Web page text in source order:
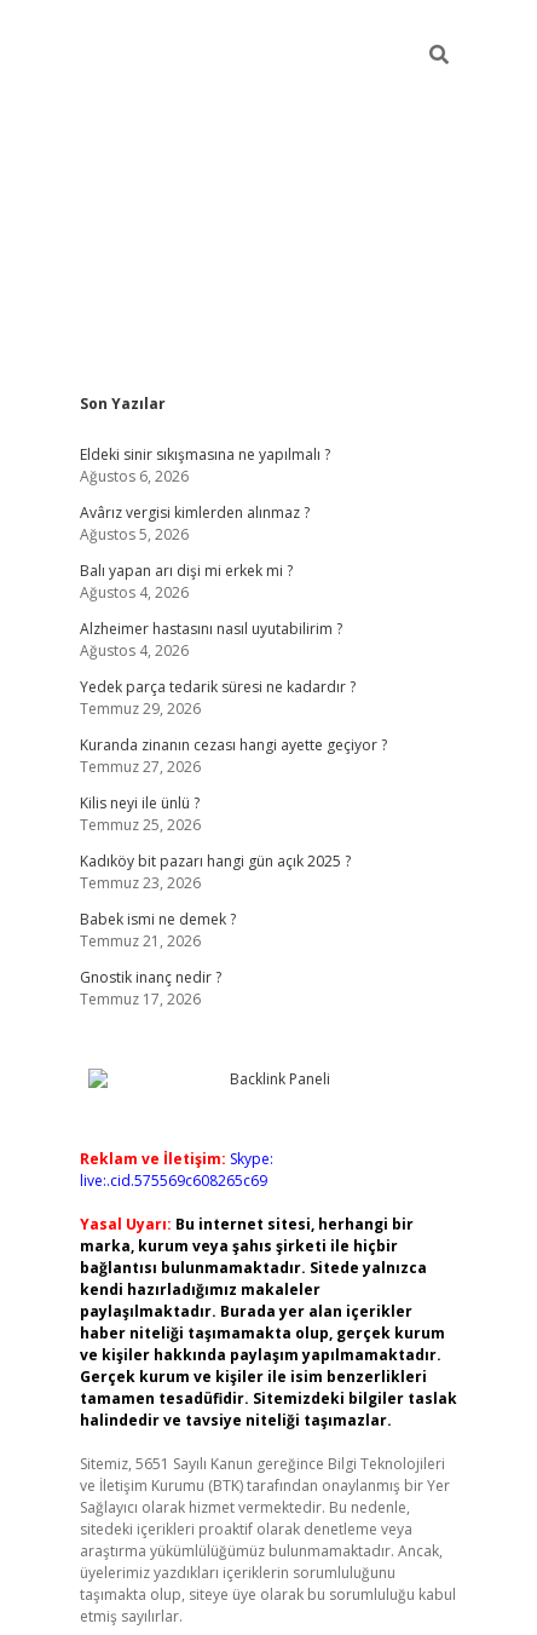
Sidebar
Son Yazılar
Eldeki sinir sıkışmasına ne yapılmalı ?
Ağustos 6, 2026
Avârız vergisi kimlerden alınmaz ?
Ağustos 5, 2026
Balı yapan arı dişi mi erkek mi ?
Ağustos 4, 2026
Alzheimer hastasını nasıl uyutabilirim ?
Ağustos 4, 2026
Yedek parça tedarik süresi ne kadardır ?
Temmuz 29, 2026
Kuranda zinanın cezası hangi ayette geçiyor ?
Temmuz 27, 2026
Kilis neyi ile ünlü ?
Temmuz 25, 2026
Kadıköy bit pazarı hangi gün açık 2025 ?
Temmuz 23, 2026
Babek ismi ne demek ?
Temmuz 21, 2026
Gnostik inanç nedir ?
Temmuz 17, 2026
Reklam ve İletişim: Skype:
live:.cid.575569c608265c69
Yasal Uyarı: Bu internet sitesi, herhangi bir
marka, kurum veya şahıs şirketi ile hiçbir
bağlantısı bulunmamaktadır. Sitede yalnızca
kendi hazırladığımız makaleler
paylaşılmaktadır. Burada yer alan içerikler
haber niteliği taşımamakta olup, gerçek kurum
ve kişiler hakkında paylaşım yapılmamaktadır.
Gerçek kurum ve kişiler ile isim benzerlikleri
tamamen tesadüfidir. Sitemizdeki bilgiler taslak
halindedir ve tavsiye niteliği taşımazlar.
Sitemiz, 5651 Sayılı Kanun gereğince Bilgi Teknolojileri
ve İletişim Kurumu (BTK) tarafından onaylanmış bir Yer
Sağlayıcı olarak hizmet vermektedir. Bu nedenle,
sitedeki içerikleri proaktif olarak denetleme veya
araştırma yükümlülüğümüz bulunmamaktadır. Ancak,
üyelerimiz yazdıkları içeriklerin sorumluluğunu
taşımakta olup, siteye üye olarak bu sorumluluğu kabul
etmiş sayılırlar.